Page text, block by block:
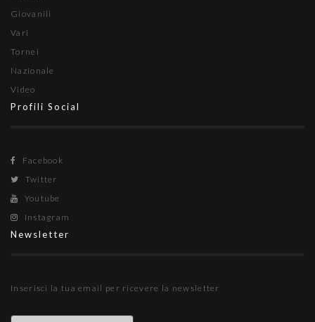
Giovanili
Vari
Tornei
Nazionale
Video
Profili Social
Facebook
Twitter
Youtube
Instagram
Newsletter
Inserisci la tua email per ricevere la newsletter